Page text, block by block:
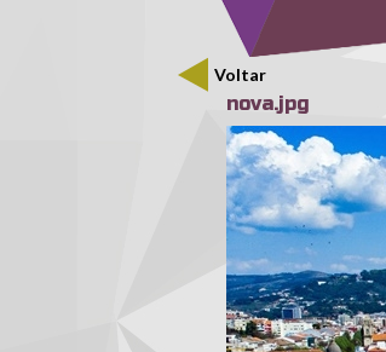
Voltar
nova.jpg